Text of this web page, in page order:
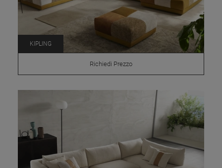
KIPLING
Richiedi Prezzo